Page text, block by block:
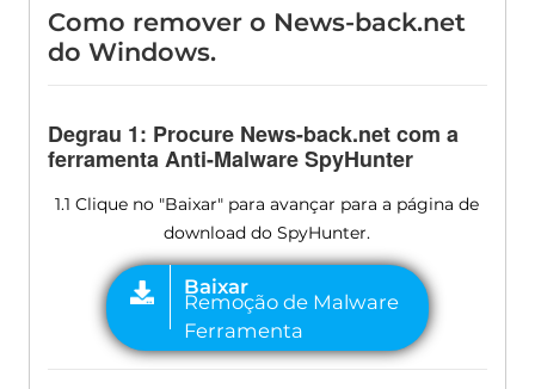
Como remover o News-back.net
do Windows.
Degrau 1: Procure News-back.net com a
ferramenta Anti-Malware SpyHunter
1.1 Clique no "Baixar" para avançar para a página de
download do SpyHunter.